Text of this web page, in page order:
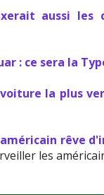
aussi les
: ce sera la
la plus
rêve
les